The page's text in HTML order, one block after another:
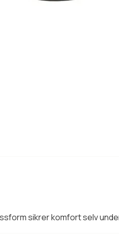
sikrer komfort selv